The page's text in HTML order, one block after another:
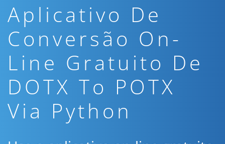
Aplicativo De
Conversão On-
Line Gratuito De
DOTX To POTX
Via Python